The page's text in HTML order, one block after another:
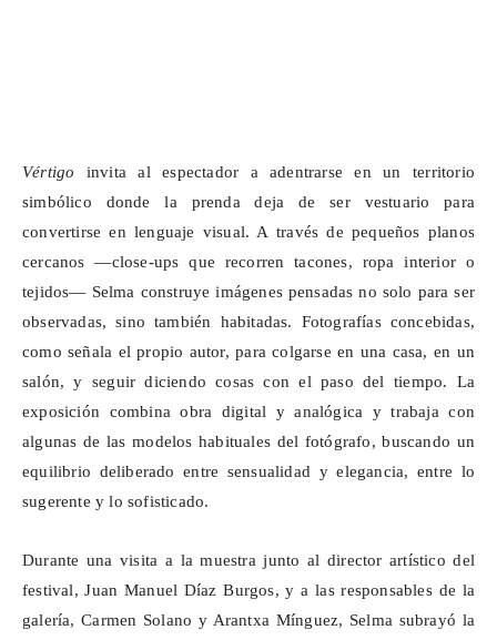
Vértigo invita al espectador a adentrarse en un territorio
simbólico donde la prenda deja de ser vestuario para
convertirse en lenguaje visual. A través de pequeños planos
cercanos —close-ups que recorren tacones, ropa interior o
tejidos— Selma construye imágenes pensadas no solo para ser
observadas, sino también habitadas. Fotografías concebidas,
como señala el propio autor, para colgarse en una casa, en un
salón, y seguir diciendo cosas con el paso del tiempo. La
exposición combina obra digital y analógica y trabaja con
algunas de las modelos habituales del fotógrafo, buscando un
equilibrio deliberado entre sensualidad y elegancia, entre lo
sugerente y lo sofisticado.
Durante una visita a la muestra junto al director artístico del
festival, Juan Manuel Díaz Burgos, y a las responsables de la
galería, Carmen Solano y Arantxa Mínguez, Selma subrayó la